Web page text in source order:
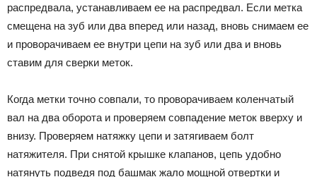
распредвала, устанавливаем ее на распредвал. Если метка
смещена на зуб или два вперед или назад, вновь снимаем ее
и проворачиваем ее внутри цепи на зуб или два и вновь
ставим для сверки меток.
Когда метки точно совпали, то проворачиваем коленчатый
вал на два оборота и проверяем совпадение меток вверху и
внизу. Проверяем натяжку цепи и затягиваем болт
натяжителя. При снятой крышке клапанов, цепь удобно
натянуть подведя под башмак жало мощной отвертки и